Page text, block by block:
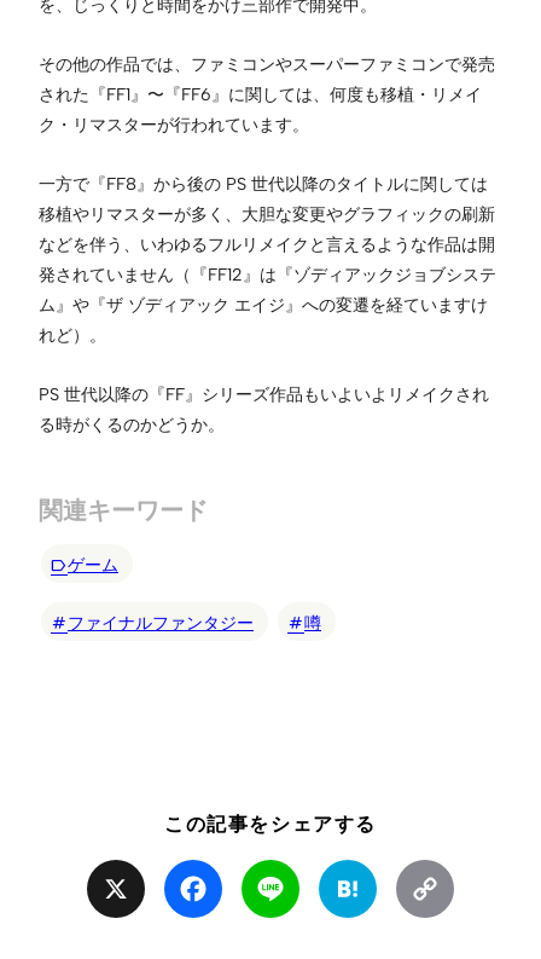
その他の作品では、ファミコンやスーパーファミコンで発売
された『FF1』〜『FF6』に関しては、何度も移植・リメイ
ク・リマスターが行われています。
一方で『FF8』から後の PS 世代以降のタイトルに関しては
移植やリマスターが多く、大胆な変更やグラフィックの刷新
などを伴う、いわゆるフルリメイクと言えるような作品は開
発されていません（『FF12』は『ゾディアックジョブシステ
ム』や『ザ ゾディアック エイジ』への変遷を経ていますけ
れど）。
PS 世代以降の『FF』シリーズ作品もいよいよリメイクされ
る時がくるのかどうか。
関連キーワード
ゲーム
ファイナルファンタジー 噂
この記事をシェアする
Facebook Line Hatena